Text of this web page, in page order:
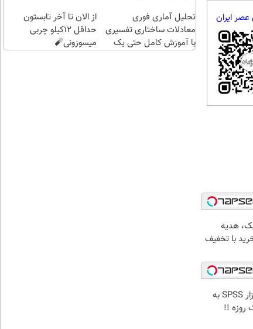
عصر ایران
هدیه
با تخفیف
تحلیل آماری فوری با نرم افزار SPSS به
روزه !!
تحلیل آماری فوری
معادلات ساختاری تفسیری
با آموزش کامل حتی یک
از الان تا آخر تابستون
حداقل 12کیلو چربی
میسوزونی🧨